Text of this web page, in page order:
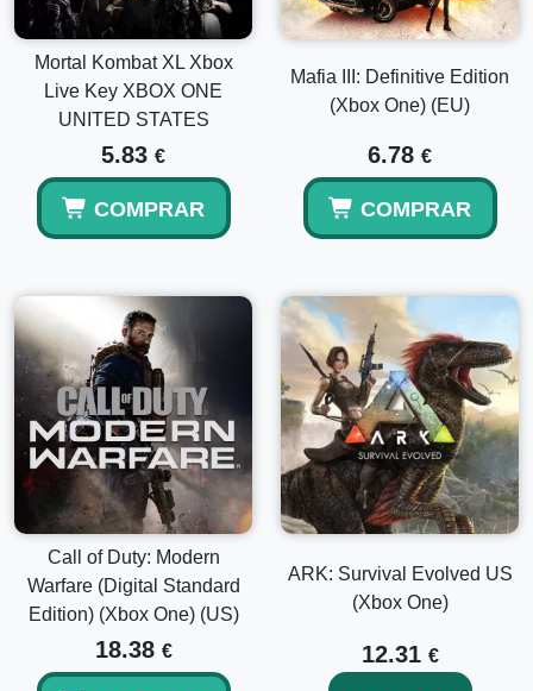
Mortal Kombat XL Xbox
Live Key XBOX ONE
UNITED STATES
5.83 €
COMPRAR
Mafia III: Definitive Edition
(Xbox One) (EU)
6.78 €
COMPRAR
Call of Duty: Modern
Warfare (Digital Standard
Edition) (Xbox One) (US)
18.38 €
ARK: Survival Evolved US
(Xbox One)
12.31 €